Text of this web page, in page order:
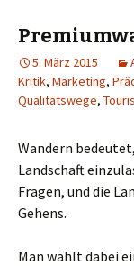
5. März 2015
Kritik, Marketing,
Qualitätswege,
Wandern
Landschaft
Fragen, und die
Gehens.
Man wählt dabei